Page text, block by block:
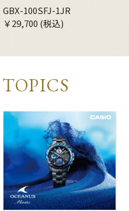
GBX-100SFJ-1JR
￥29,700 (税込)